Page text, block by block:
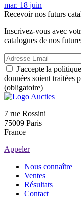
mar. 18 juin
Recevoir nos futurs
Inscrivez-vous avec
catalogues de nos
J'accepte la
données soient traitées
(obligatoire)
7 rue Rossini
75009 Paris
France
Appeler
Nous connaître
Ventes
Résultats
Contact